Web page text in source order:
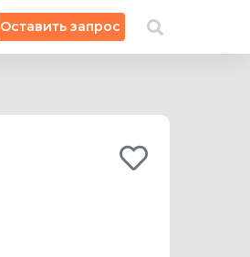
Оставить запрос
× Искать на карте